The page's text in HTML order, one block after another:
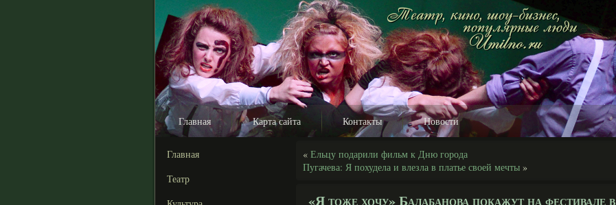
Главная Карта сайта Контакты Новости
Главная
Театр
« Ельцу подарили фильм к Дню города
Пугачева: Я похудела и влезла в платье своей мечты »
«Я тоже хочу» Балабанова покажут на фестивале в